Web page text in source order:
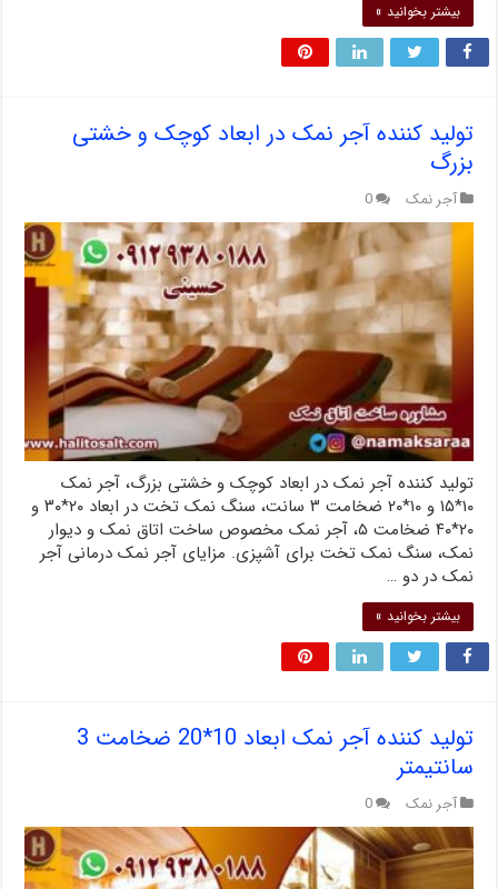
بیشتر بخوانید »
تولید کننده آجر نمک در ابعاد کوچک و خشتی
بزرگ
آجر نمک 0
تولید کننده آجر نمک در ابعاد کوچک و خشتی بزرگ، آجر نمک
۱۰*۱۵ و ۱۰*۲۰ ضخامت ۳ سانت، سنگ نمک تخت در ابعاد ۲۰*۳۰ و
۲۰*۴۰ ضخامت ۵، آجر نمک مخصوص ساخت اتاق نمک و دیوار
نمک، سنگ نمک تخت برای آشپزی. مزایای آجر نمک درمانی آجر
نمک در دو …
بیشتر بخوانید »
تولید کننده آجر نمک ابعاد 10*20 ضخامت 3
سانتیمتر
آجر نمک 0